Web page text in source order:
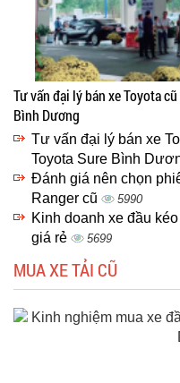
Tư vấn đại lý bán xe Toyota
Bình Dương
Tư vấn đại lý bán xe
Toyota Sure Bình
Đánh giá nên chọn
Ranger cũ
5990
Kinh doanh xe đầu
giá rẻ
5699
MUA XE TẢI CŨ